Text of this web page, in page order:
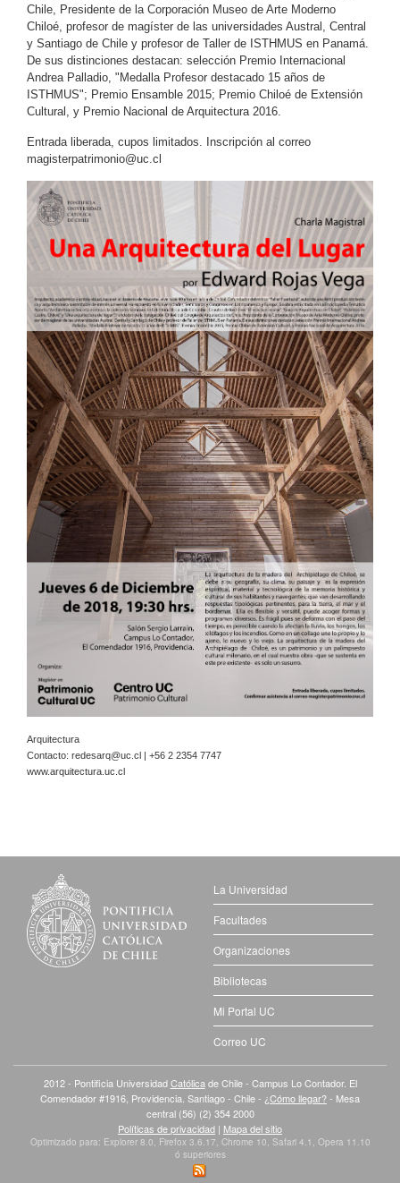
Chile, Presidente de la Corporación Museo de Arte Moderno
Chiloé, profesor de magíster de las universidades Austral, Central
y Santiago de Chile y profesor de Taller de ISTHMUS en Panamá.
De sus distinciones destacan: selección Premio Internacional
Andrea Palladio, "Medalla Profesor destacado 15 años de
ISTHMUS"; Premio Ensamble 2015; Premio Chiloé de Extensión
Cultural, y Premio Nacional de Arquitectura 2016.
Entrada liberada, cupos limitados. Inscripción al correo
magisterpatrimonio@uc.cl
Arquitectura
Contacto: redesarq@uc.cl
| +56 2 2354 7747
www.arquitectura.uc.cl
La Universidad
Facultades
Organizaciones
Bibliotecas
Mi Portal UC
Correo UC
2012 - Pontificia UniversidadCatólicade Chile - Campus Lo Contador. El
Comendador #1916, Providencia. Santiago - Chile - ¿Cómo llegar?- Mesa
central (56) (2) 354 2000
Políticas de privacidad | Mapa del sitio
Optimizado para: Explorer 8.0, Firefox 3.6.17, Chrome 10, Safari 4.1, Opera 11.10
ó superiores